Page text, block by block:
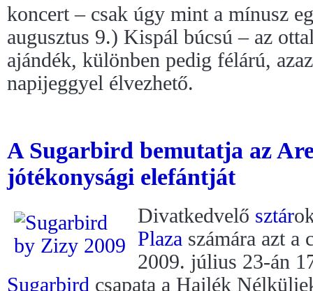
koncert – csak úgy mint a mínusz
augusztus 9.) Kispál búcsú – az
ajándék, különben pedig félárú,
napijeggyel élvezhető.
A Sugarbird bemutatja az
jótékonysági elefántját
Divatkedvelő sztár
Plaza számára azt a
2009. július 23-án
Sugarbird csapata a Hajlék